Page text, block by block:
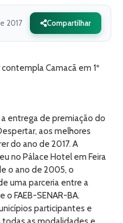
2017 Compartilhar
Camacã em 1º
a entrega de premiação do
aos melhores
do ano de 2017. A
no Pálace Hotel em Feira
o ano de 2005, o
uma parceria entre a
o FAEB-SENAR-BA.
participantes e